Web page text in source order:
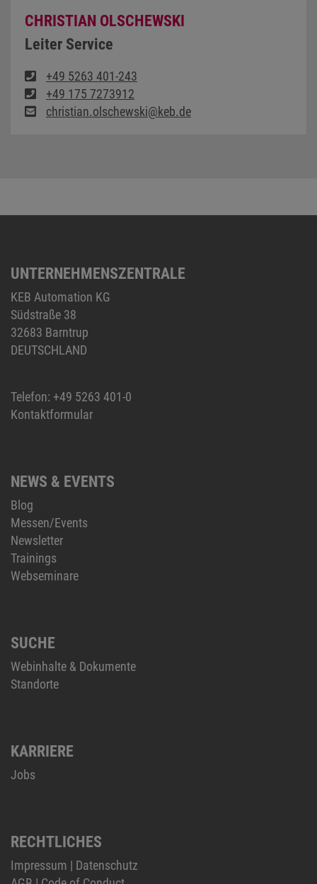
CHRISTIAN OLSCHEWSKI
Leiter Service
+49 5263 401-243
+49 175 7273912
christian.olschewski@keb.de
UNTERNEHMENSZENTRALE
KEB Automation KG
Südstraße 38
32683 Barntrup
DEUTSCHLAND
Telefon: +49 5263 401-0
Kontaktformular
NEWS & EVENTS
Blog
Messen/Events
Newsletter
Trainings
Webseminare
SUCHE
Webinhalte & Dokumente
Standorte
KARRIERE
Jobs
RECHTLICHES
Impressum | Datenschutz